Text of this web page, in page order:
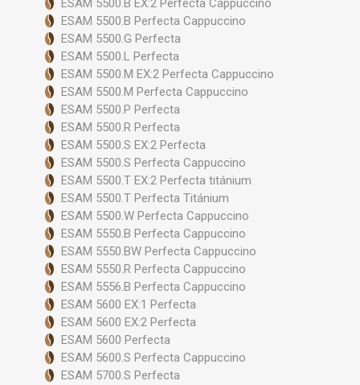
ESAM 5500.B EX:2 Perfecta Cappuccino
ESAM 5500.B Perfecta Cappuccino
ESAM 5500.G Perfecta
ESAM 5500.L Perfecta
ESAM 5500.M EX:2 Perfecta Cappuccino
ESAM 5500.M Perfecta Cappuccino
ESAM 5500.P Perfecta
ESAM 5500.R Perfecta
ESAM 5500.S EX:2 Perfecta
ESAM 5500.S Perfecta Cappuccino
ESAM 5500.T EX:2 Perfecta titánium
ESAM 5500.T Perfecta Titánium
ESAM 5500.W Perfecta Cappuccino
ESAM 5550.B Perfecta Cappuccino
ESAM 5550.BW Perfecta Cappuccino
ESAM 5550.R Perfecta Cappuccino
ESAM 5556.B Perfecta Cappuccino
ESAM 5600 EX:1 Perfecta
ESAM 5600 EX:2 Perfecta
ESAM 5600 Perfecta
ESAM 5600.S Perfecta Cappuccino
ESAM 5700.S Perfecta